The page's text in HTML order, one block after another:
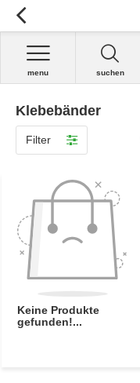
suchen
menu
Klebebänder
Filter
Keine Produkte
gefunden!...